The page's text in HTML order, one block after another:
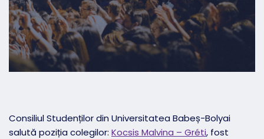
Consiliul Studenților din Universitatea Babeș-Bolyai
salută poziția colegilor: Kocsis Malvina – Gréti, fost